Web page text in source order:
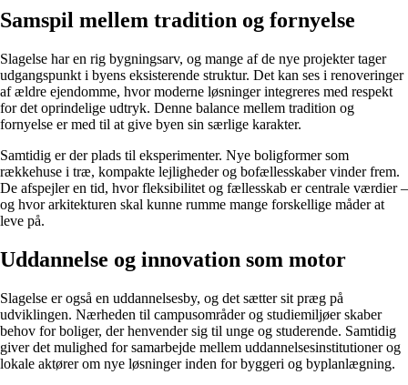
Samspil mellem tradition og fornyelse
Slagelse har en rig bygningsarv, og mange af de nye projekter tager
udgangspunkt i byens eksisterende struktur. Det kan ses i renoveringer
af ældre ejendomme, hvor moderne løsninger integreres med respekt
for det oprindelige udtryk. Denne balance mellem tradition og
fornyelse er med til at give byen sin særlige karakter.
Samtidig er der plads til eksperimenter. Nye boligformer som
rækkehuse i træ, kompakte lejligheder og bofællesskaber vinder frem.
De afspejler en tid, hvor fleksibilitet og fællesskab er centrale værdier –
og hvor arkitekturen skal kunne rumme mange forskellige måder at
leve på.
Uddannelse og innovation som motor
Slagelse er også en uddannelsesby, og det sætter sit præg på
udviklingen. Nærheden til campusområder og studiemiljøer skaber
behov for boliger, der henvender sig til unge og studerende. Samtidig
giver det mulighed for samarbejde mellem uddannelsesinstitutioner og
lokale aktører om nye løsninger inden for byggeri og byplanlægning.